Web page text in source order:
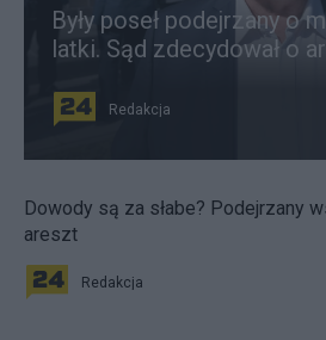
Były poseł podejrzany o
latki. Sąd zdecydował o
Redakcja
Dowody są za słabe? Podejrzany
areszt
Redakcja